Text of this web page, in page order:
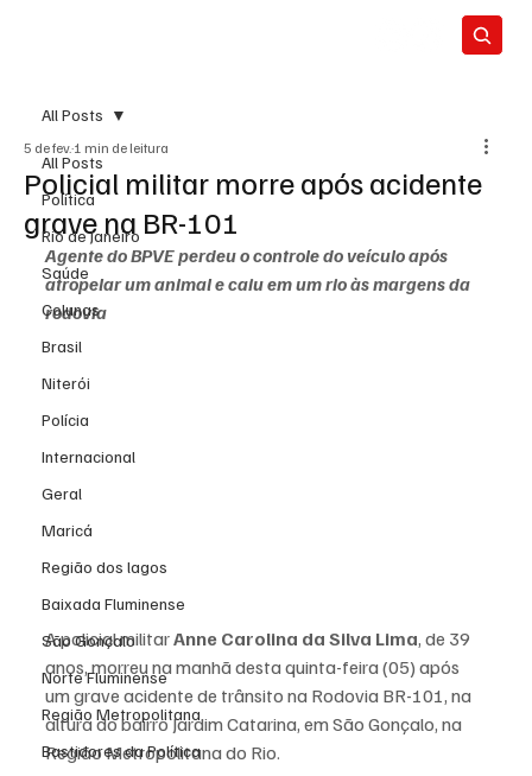
All Posts
Política
Rio de Janeiro
Saúde
Colunas
Brasil
Niterói
Polícia
Internacional
Geral
Maricá
Região dos lagos
Baixada Fluminense
São Gonçalo
Norte Fluminense
Região Metropolitana
Bastidores da Política
All Posts
Policial militar morre após acidente
grave na BR-101
5 de fev. 1 min de leitura
Agente do BPVE perdeu o controle do veículo após
atropelar um animal e caiu em um rio às margens da
rodovia
A policial militar Anne Carolina da Silva Lima, de 39
anos, morreu na manhã desta quinta-feira (05) após
um grave acidente de trânsito na Rodovia BR-101, na
altura do bairro Jardim Catarina, em São Gonçalo, na
Região Metropolitana do Rio.